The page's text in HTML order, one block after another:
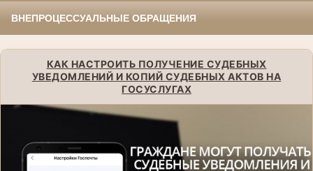
ВНЕПРОЦЕССУАЛЬНЫЕ ОБРАЩЕНИЯ
КАК НАСТРОИТЬ ПОЛУЧЕНИЕ СУДЕБНЫХ
УВЕДОМЛЕНИЙ И КОПИЙ СУДЕБНЫХ АКТОВ НА
ГОСУСЛУГАХ